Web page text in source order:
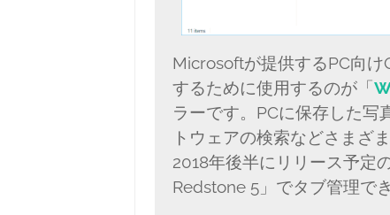
Microsoftが提供するPC向
するために使用するのが「
ラーです。PCに保存した写
トウェアの検索などさまざ
2018年後半にリリース予定
Redstone 5」でタブ管理で